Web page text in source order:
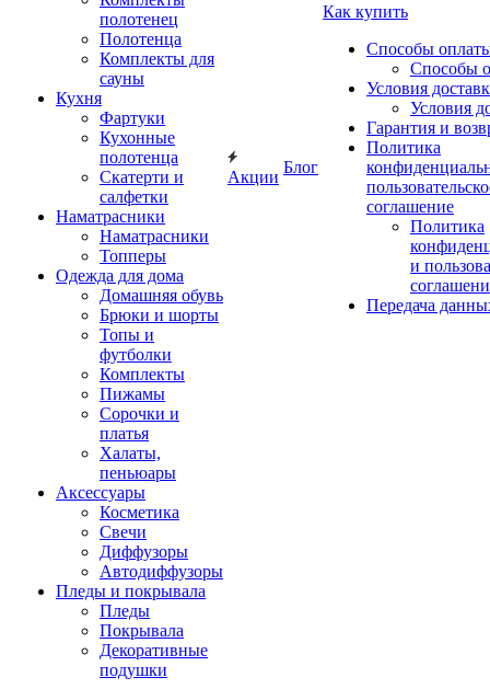
полотенец
Полотенца
Комплекты для
сауны
Кухня
Фартуки
Кухонные
полотенца
Скатерти и
салфетки
Наматрасники
Наматрасники
Топперы
Одежда для дома
Домашняя обувь
Брюки и шорты
Топы и
футболки
Комплекты
Пижамы
Сорочки и
платья
Халаты,
пеньюары
Аксессуары
Косметика
Свечи
Диффузоры
Автодиффузоры
Пледы и покрывала
Пледы
Покрывала
Декоративные
подушки
Акции
Блог
Как купить
Способы
Способы
Условия
Условия
Гарантия и
Политика
соглашение
Политика
и
Передача